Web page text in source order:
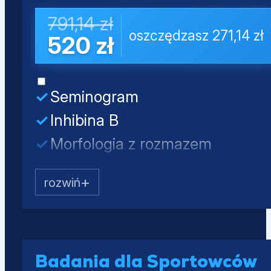
Próby wątrobowe (ALT, AST,
Lipidogram (CHOL, HDL, nie-
Glukoza
791,14 zł
520 zł oszczędzasz 271,14 zł
Seminogram
Inhibina B
Morfologia z rozmazem
Testosteron całkowity
LH
FSH
PSA całkowity
Mocz - badanie ogólne
Badania dla Sportowców